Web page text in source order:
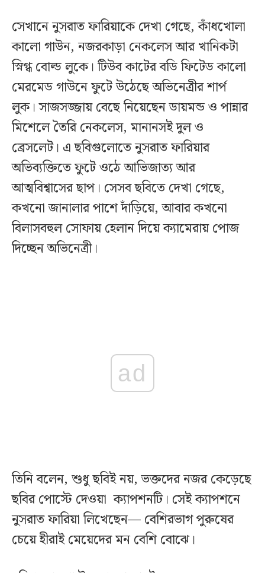
সেখানে নুসরাত ফারিয়াকে দেখা গেছে, কাঁধখোলা
কালো গাউন, নজরকাড়া নেকলেস আর খানিকটা
স্নিগ্ধ বোল্ড লুকে। টিউব কাটের বডি ফিটেড কালো
মেরমেড গাউনে ফুটে উঠেছে অভিনেত্রীর শার্প
লুক। সাজসজ্জায় বেছে নিয়েছেন ডায়মন্ড ও পান্নার
মিশেলে তৈরি নেকলেস, মানানসই দুল ও
ব্রেসলেট। এ ছবিগুলোতে নুসরাত ফারিয়ার
অভিব্যক্তিতে ফুটে ওঠে আভিজাত্য আর
আত্মবিশ্বাসের ছাপ। সেসব ছবিতে দেখা গেছে,
কখনো জানালার পাশে দাঁড়িয়ে, আবার কখনো
বিলাসবহুল সোফায় হেলান দিয়ে ক্যামেরায় পোজ
দিচ্ছেন অভিনেত্রী।
ad
তিনি বলেন, শুধু ছবিই নয়, ভক্তদের নজর কেড়েছে
ছবির পোস্টে দেওয়া ক্যাপশনটি। সেই ক্যাপশনে
নুসরাত ফারিয়া লিখেছেন— বেশিরভাগ পুরুষের
চেয়ে হীরাই মেয়েদের মন বেশি বোঝে।